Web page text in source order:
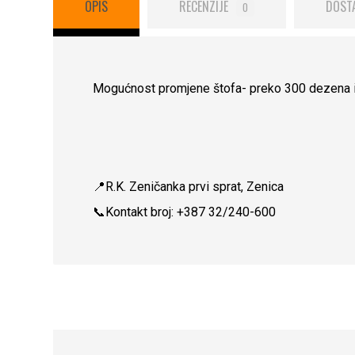
OPIS RECENZIJE 0
Mogućnost promjene štofa- preko 300 dezena
📍R.K. Zeničanka prvi sprat, Zenica
📞Kontakt broj: +387 32/240-600